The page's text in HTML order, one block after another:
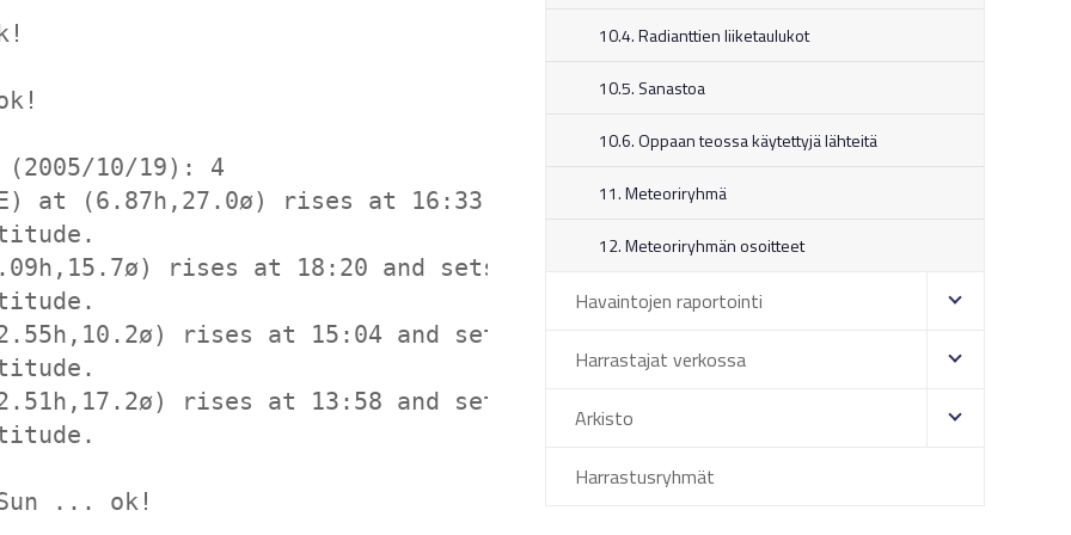
(2005/10/19): 4
at (6.87h,27.0ø) rises at 16:33 and sets at 13:57.
rises at 18:20 and sets at 10:37.
rises at 15:04 and sets at 06:47.
rises at 13:58 and sets at 07:49.
... ok!
10.4. Radianttien liiketaulukot
10.5. Sanastoa
10.6. Oppaan teossa käytettyjä lähteitä
11. Meteoriryhmä
12. Meteoriryhmän osoitteet
Havaintojen raportointi
Harrastajat verkossa
Arkisto
Harrastusryhmät